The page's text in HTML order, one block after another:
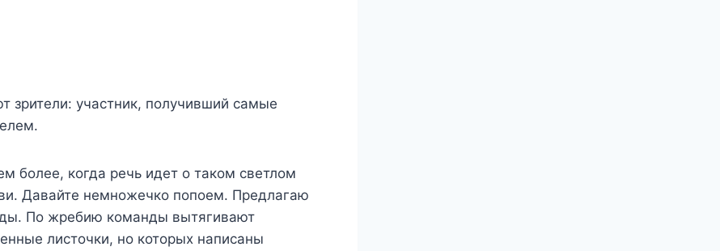
зрители: участник, получивший самые
более, когда речь идет о таком светлом
Давайте немножечко попоем. Предлагаю
По жребию команды вытягивают
листочки, но которых написаны